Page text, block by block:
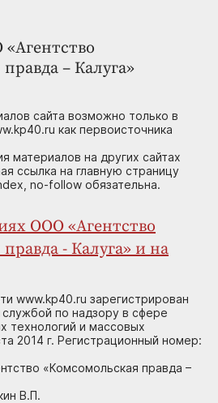
– Калуга»
сайта возможно только в
как первоисточника
материалов на других сайтах
ссылка на главную страницу
no-follow обязательна.
ООО «Агентство
- Калуга» и на
www.kp40.ru зарегистрирован
по надзору в сфере
технологий и массовых
2014 г. Регистрационный номер:
«Комсомольская правда –
В.П.